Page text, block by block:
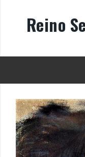
Reino